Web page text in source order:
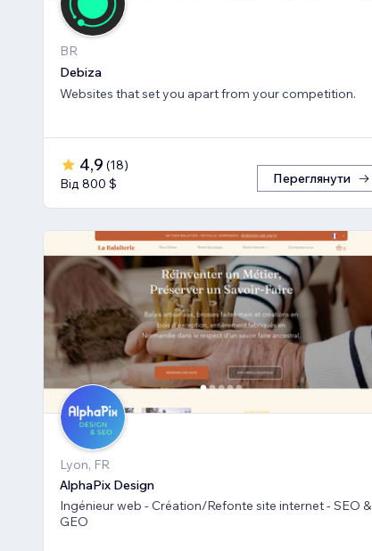
BR
Debiza
Websites that set you apart from your competition.
4,9 (18)
Від 800 $
Переглянути
Lyon, FR
AlphaPix Design
Ingénieur web - Création/Refonte site internet - SEO &
GEO